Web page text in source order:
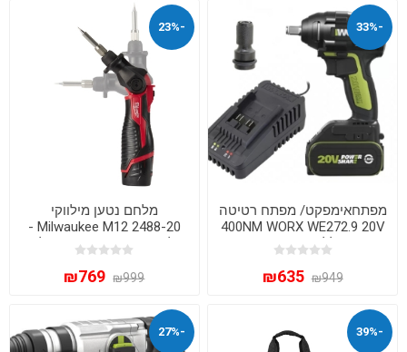
-33%
מפתחאימפקט/ מפתח רטיטה
400NM WORX WE272.9 20V
1X2A סוללה 2 אמפר + מטען
מהיר
₪949
₪635
-23%
מלחם נטען מילווקי
Milwaukee M12 2488-20 -
מלחם מקצועי 12V גוף בלבד
₪999
₪769
-39%
-27%